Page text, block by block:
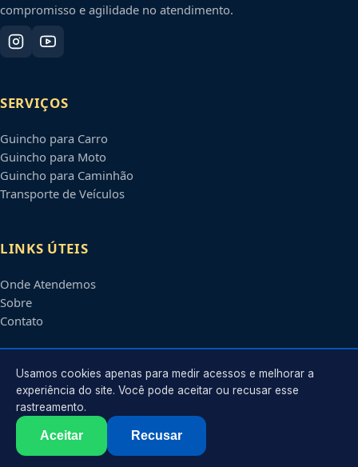
compromisso e agilidade no atendimento.
SERVIÇOS
Guincho para Carro
Guincho para Moto
Guincho para Caminhão
Transporte de Veículos
LINKS ÚTEIS
Onde Atendemos
Sobre
Contato
CONTATO
Atendimento em
contato@guinchosempraiagrande.com.br
2026 Praia Grande
. Todos os direitos reservados.
Usamos cookies apenas para medir acessos e melhorar a
experiência do site. Você pode aceitar ou recusar esse
rastreamento.
Aceitar Recusar